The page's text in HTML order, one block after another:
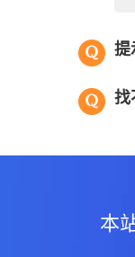
提
找
本